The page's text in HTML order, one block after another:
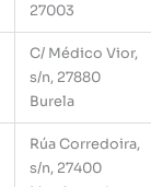
27003
C/ Médico Vior,
s/n, 27880
Burela
Rúa Corredoira,
s/n, 27400